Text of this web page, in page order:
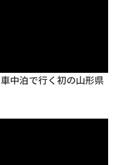
車中泊で行く初の山形県